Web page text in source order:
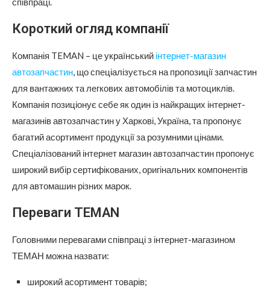
Короткий огляд компанії
Компанія TEMAN – це український інтернет-магазин
автозапчастин , що спеціалізується на пропозиції запчастин
для вантажних та легкових автомобілів та мотоциклів.
Компанія позиціонує себе як один із найкращих інтернет-
магазинів автозапчастин у Харкові, Україна, та пропонує
багатий асортимент продукції за розумними цінами.
Спеціалізований інтернет магазин автозапчастин пропонує
широкий вибір сертифікованих, оригінальних компонентів
для автомашин різних марок.
Переваги TEMAN
Головними перевагами співпраці з інтернет-магазином
ТЕМАН можна назвати:
широкий асортимент товарів;